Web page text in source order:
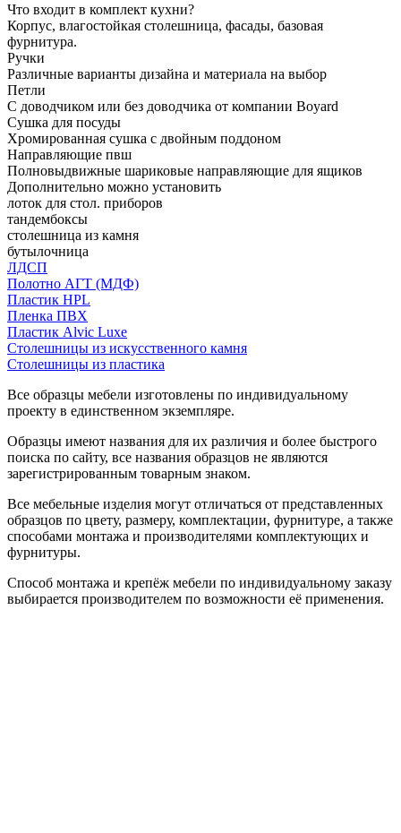
Что входит в комплект кухни?
Корпус, влагостойкая столешница, фасады, базовая
фурнитура.
Ручки
Различные варианты дизайна и материала на выбор
Петли
С доводчиком или без доводчика от компании Boyard
Сушка для посуды
Хромированная сушка с двойным поддоном
Направляющие пвш
Полновыдвижные шариковые направляющие для ящиков
Дополнительно можно установить
лоток для стол. приборов
тандембоксы
столешница из камня
бутылочница
ЛДСП
Полотно АГТ (МДФ)
Пластик HPL
Пленка ПВХ
Пластик Alvic Luxe
Столешницы из искусственного камня
Столешницы из пластика
Все образцы мебели изготовлены по индивидуальному
проекту в единственном экземпляре.
Образцы имеют названия для их различия и более быстрого
поиска по сайту, все названия образцов не являются
зарегистрированным товарным знаком.
Все мебельные изделия могут отличаться от представленных
образцов по цвету, размеру, комплектации, фурнитуре, а также
способами монтажа и производителями комплектующих и
фурнитуры.
Способ монтажа и крепёж мебели по индивидуальному заказу
выбирается производителем по возможности её применения.